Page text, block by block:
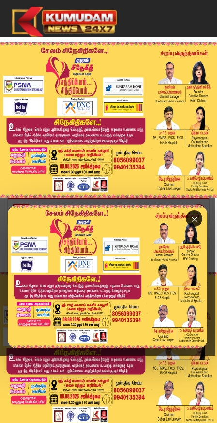
×
Home
வீடியோ ஸ்டோரி
கடைசி நேரத்தில் மு.க.ஸ்டாலினுக்கு ஆளுநர் அர்லேக...